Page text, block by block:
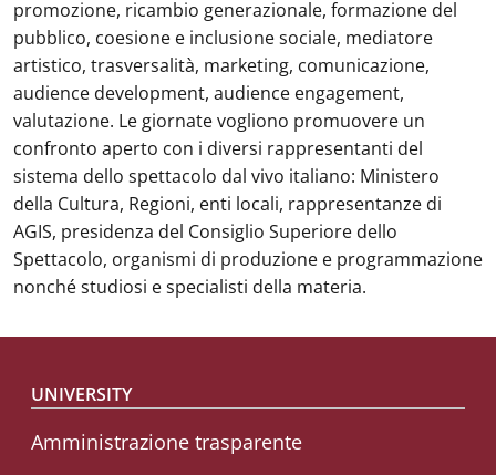
promozione, ricambio generazionale, formazione del
pubblico, coesione e inclusione sociale, mediatore
artistico, trasversalità, marketing, comunicazione,
audience development, audience engagement,
valutazione. Le giornate vogliono promuovere un
confronto aperto con i diversi rappresentanti del
sistema dello spettacolo dal vivo italiano: Ministero
della Cultura, Regioni, enti locali, rappresentanze di
AGIS, presidenza del Consiglio Superiore dello
Spettacolo, organismi di produzione e programmazione
nonché studiosi e specialisti della materia.
Footer menu
UNIVERSITY
Amministrazione trasparente